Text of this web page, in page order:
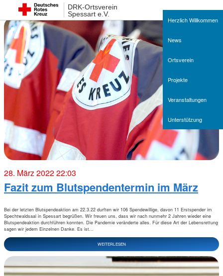
DRK-Ortsverein
Spessart e.V.
Herzlich Willkommen
News
Ortsverein
Projekte
Veranstaltungen
Unterstützung
28. März 2022 22:03
Fazit zum Blutspendentermin im März
Bei der letzten Blutspendeaktion am 22.3.22 durften wir 106 Spendewillige, davon 11 Erstspender im
Spechtwaldsaal in Spessart begrüßen. Wir freuen uns, dass wir nach nunmehr 2 Jahren wieder eine
Blutspendeaktion durchführen konnten. Die Pandemie veränderte alles. Für diese Art der Lebensrettung
sagen wir jedem Einzelnen Danke. Es ist...
WEITERLESEN